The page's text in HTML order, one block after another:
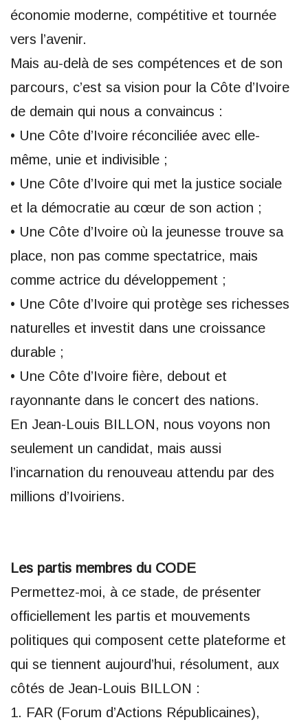
économie moderne, compétitive et tournée
vers l’avenir.
Mais au-delà de ses compétences et de son
parcours, c’est sa vision pour la Côte d’Ivoire
de demain qui nous a convaincus :
• Une Côte d’Ivoire réconciliée avec elle-
même, unie et indivisible ;
• Une Côte d’Ivoire qui met la justice sociale
et la démocratie au cœur de son action ;
• Une Côte d’Ivoire où la jeunesse trouve sa
place, non pas comme spectatrice, mais
comme actrice du développement ;
• Une Côte d’Ivoire qui protège ses richesses
naturelles et investit dans une croissance
durable ;
• Une Côte d’Ivoire fière, debout et
rayonnante dans le concert des nations.
En Jean-Louis BILLON, nous voyons non
seulement un candidat, mais aussi
l’incarnation du renouveau attendu par des
millions d’Ivoiriens.
Les partis membres du CODE
Permettez-moi, à ce stade, de présenter
officiellement les partis et mouvements
politiques qui composent cette plateforme et
qui se tiennent aujourd’hui, résolument, aux
côtés de Jean-Louis BILLON :
1. FAR (Forum d’Actions Républicaines),